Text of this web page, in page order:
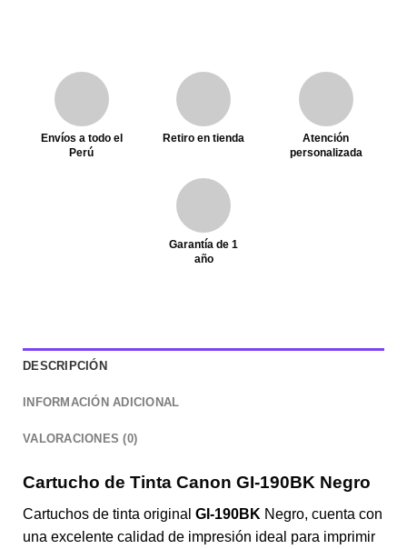
Envíos a todo el
Perú
Retiro en tienda
Atención
personalizada
Garantía de 1
año
DESCRIPCIÓN
INFORMACIÓN ADICIONAL
VALORACIONES (0)
Cartucho de Tinta Canon GI-190BK Negro
Cartuchos de tinta original GI-190BK Negro, cuenta con
una excelente calidad de impresión ideal para imprimir